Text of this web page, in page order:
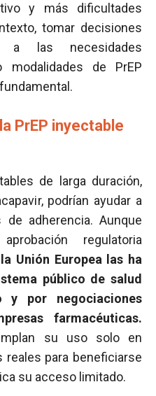
y más dificultades
tomar decisiones
a las necesidades
modalidades de PrEP
PrEP inyectable
de larga duración,
podrían ayudar a
de adherencia. Aunque
regulatoria
Unión Europea las ha
público de salud
y por negociaciones
farmacéuticas.
su uso solo en
para beneficiarse
su acceso limitado.